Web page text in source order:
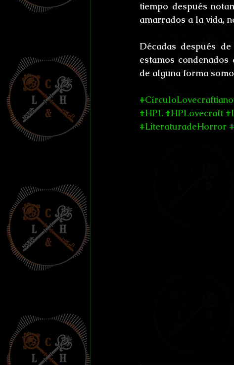
tiempo después
amarrados a la vida,
Décadas después
estamos
de alguna forma
#HPL #HPLovecraft
#LiteraturadeHorror